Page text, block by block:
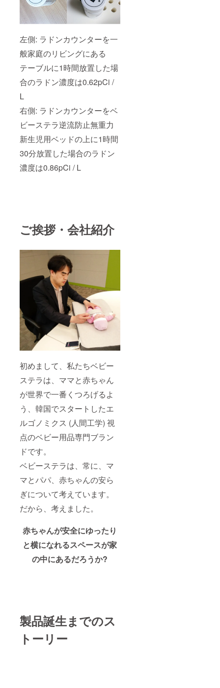
左側: ラドンカウンターを一
般家庭のリビングにある
テーブルに1時間放置した場
合のラドン濃度は0.62pCi /
L
右側: ラドンカウンターをベ
ビーステラ逆流防止無重力
新生児用ベッドの上に1時間
30分放置した場合のラドン
濃度は0.86pCi / L
ご挨拶・会社紹介
初めまして、私たちベビー
ステラは、ママと赤ちゃん
が世界で一番くつろげるよ
う、韓国でスタートしたエ
ルゴノミクス (人間工学) 視
点のベビー用品専門ブラン
ドです。
ベビーステラは、常に、マ
マとパパ、赤ちゃんの安ら
ぎについて考えています。
だから、考えました。
赤ちゃんが安全にゆったり
と横になれるスペースが家
の中にあるだろうか?
製品誕生までのス
トーリー